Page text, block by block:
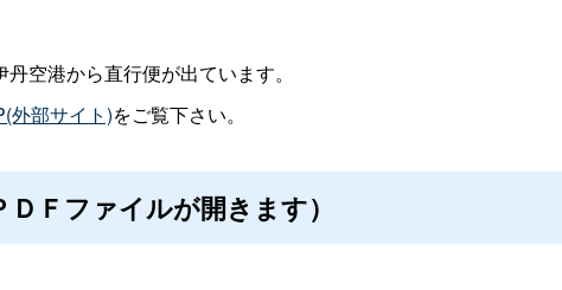
空港から直行便が出ています。
外部サイト)をご覧下さい。
Ｆファイルが開きます）